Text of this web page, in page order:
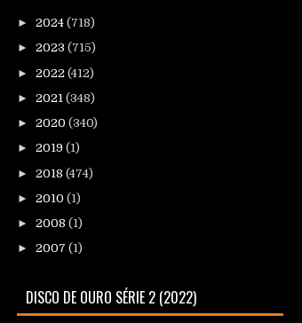
► 2024 (718)
► 2023 (715)
► 2022 (412)
► 2021 (348)
► 2020 (340)
► 2019 (1)
► 2018 (474)
► 2010 (1)
► 2008 (1)
► 2007 (1)
DISCO DE OURO SÉRIE 2 (2022)